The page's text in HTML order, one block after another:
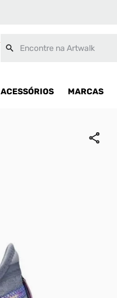
ACESSÓRIOS MARCAS